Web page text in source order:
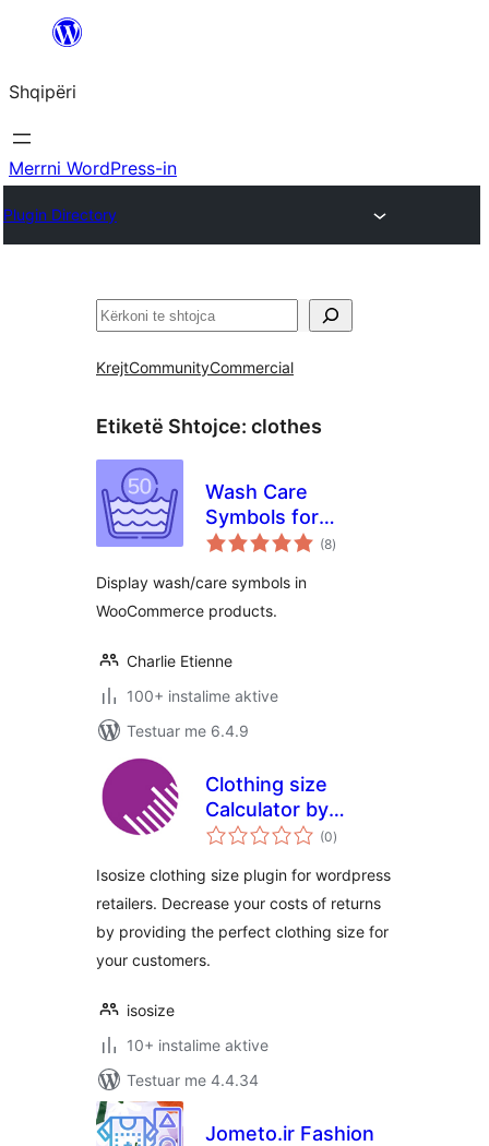
Hidhu
lënda
Shqipëri
Merrni WordPress-in
Plugin Directory
Kërko
KrejtCommunityCommercial
Etiketë Shtojce: clothes
Wash Care
Symbols for
WooCommerce
(8vlerësime
gjithsej
)
Display wash/care symbols in
WooCommerce products.
Charlie Etienne
100+ instalime aktive
Testuar me 6.4.9
Clothing size
Calculator by
isosize
(0vlerësime
gjithsej
)
Isosize clothing size plugin for wordpress
retailers. Decrease your costs of returns
by providing the perfect clothing size for
your customers.
isosize
10+ instalime aktive
Testuar me 4.4.34
Jometo.ir Fashion